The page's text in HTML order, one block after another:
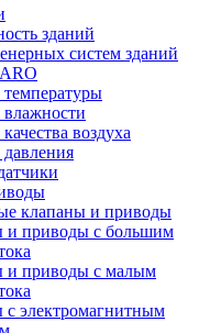
зданий
систем зданий
воздуха
клапаны и приводы
и приводы с большим
и приводы с малым
электромагнитным